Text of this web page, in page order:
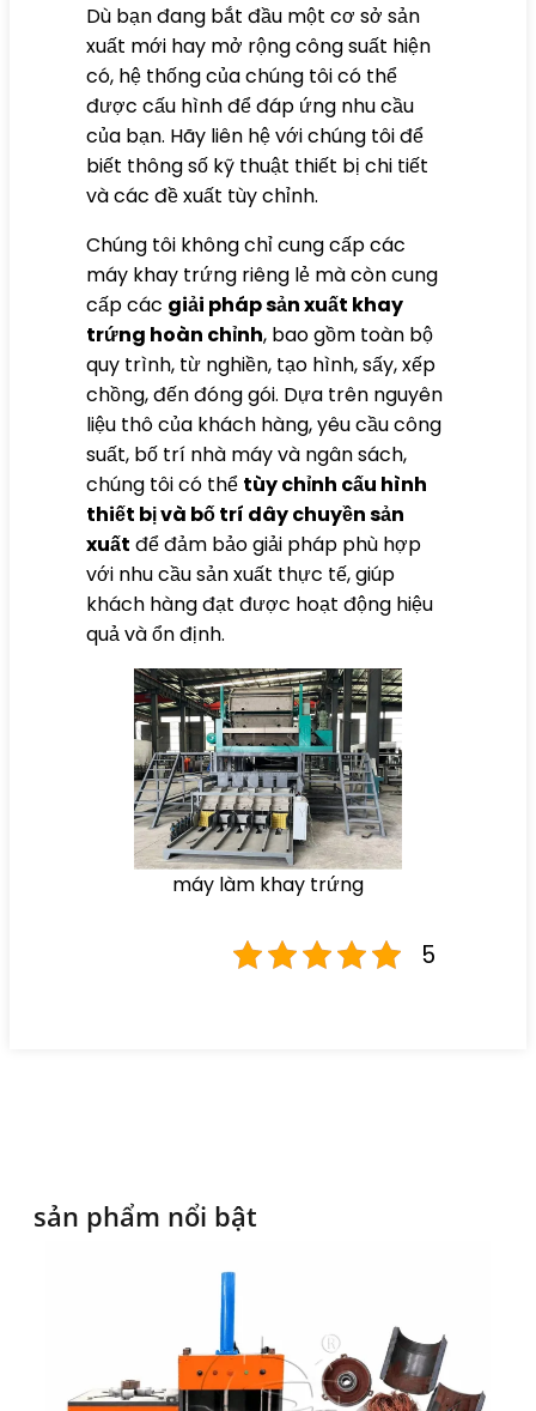
Dù bạn đang bắt đầu một cơ sở sản
xuất mới hay mở rộng công suất hiện
có, hệ thống của chúng tôi có thể
được cấu hình để đáp ứng nhu cầu
của bạn. Hãy liên hệ với chúng tôi để
biết thông số kỹ thuật thiết bị chi tiết
và các đề xuất tùy chỉnh.
Chúng tôi không chỉ cung cấp các
máy khay trứng riêng lẻ mà còn cung
cấp các giải pháp sản xuất khay
trứng hoàn chỉnh, bao gồm toàn bộ
quy trình, từ nghiền, tạo hình, sấy, xếp
chồng, đến đóng gói. Dựa trên nguyên
liệu thô của khách hàng, yêu cầu công
suất, bố trí nhà máy và ngân sách,
chúng tôi có thể tùy chỉnh cấu hình
thiết bị và bố trí dây chuyền sản
xuất để đảm bảo giải pháp phù hợp
với nhu cầu sản xuất thực tế, giúp
khách hàng đạt được hoạt động hiệu
quả và ổn định.
máy làm khay trứng
5
sản phẩm nổi bật